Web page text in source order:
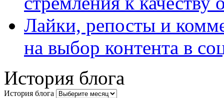
Лайки, репосты и
на выбор контента в
История блога
История блога